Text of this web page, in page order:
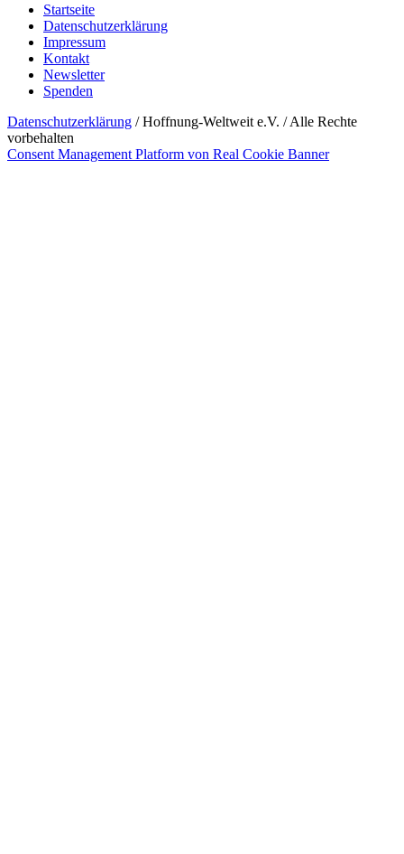
Startseite
Datenschutzerklärung
Impressum
Kontakt
Newsletter
Spenden
Datenschutzerklärung / Hoffnung-Weltweit e.V. / Alle Rechte
vorbehalten
Consent Management Platform von Real Cookie Banner